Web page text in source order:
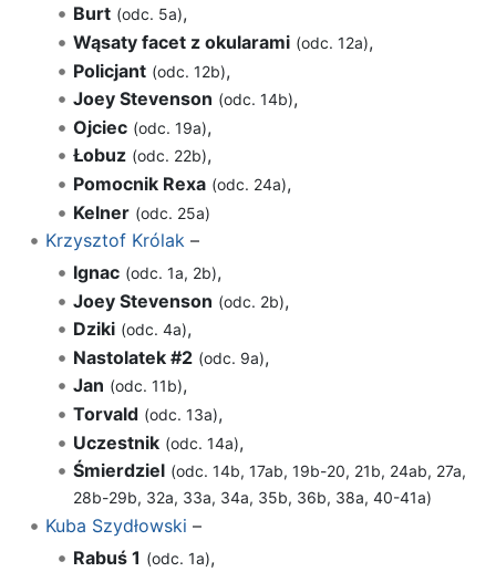
Burt (odc. 5a),
Wąsaty facet z okularami (odc. 12a),
Policjant (odc. 12b),
Joey Stevenson (odc. 14b),
Ojciec (odc. 19a),
Łobuz (odc. 22b),
Pomocnik Rexa (odc. 24a),
Kelner (odc. 25a)
Krzysztof Królak–
Ignac (odc. 1a, 2b),
Joey Stevenson (odc. 2b),
Dziki (odc. 4a),
Nastolatek #2 (odc. 9a),
Jan (odc. 11b),
Torvald (odc. 13a),
Uczestnik (odc. 14a),
Śmierdziel (odc. 14b, 17ab, 19b-20, 21b, 24ab, 27a,
28b-29b, 32a, 33a, 34a, 35b, 36b, 38a, 40-41a)
Kuba Szydłowski –
Rabuś 1 (odc. 1a),